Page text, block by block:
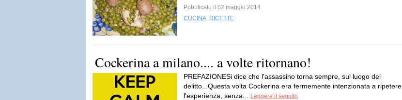
Pubblicato il 02 maggio 2014
CUCINA, RICETTE
Cockerina a milano.... a volte ritornano!
PREFAZIONESi dice che l'assassino torna sempre, sul luogo del
delitto...Questa volta Cockerina era fermemente intenzionata a ripetere
l'esperienza, senza...
Leggere il seguito